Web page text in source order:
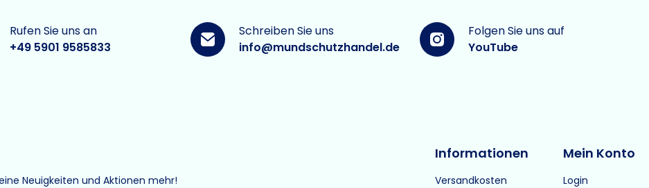
Rufen Sie uns an
+49 5901 9585833
Schreiben Sie uns
info@mundschutzhandel.de
Folgen Sie uns auf
YouTube
Neuigkeiten und Aktionen mehr!
Informationen
Versandkosten
Mein Konto
Login